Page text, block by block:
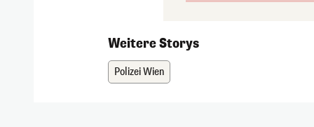
Weitere Storys
Polizei Wien